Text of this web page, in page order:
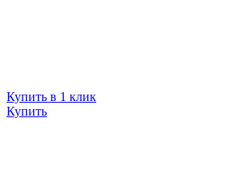
Купить в 1 клик
Купить